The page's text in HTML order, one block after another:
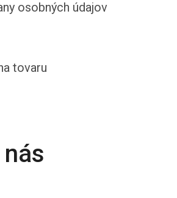
osobných údajov
tovaru